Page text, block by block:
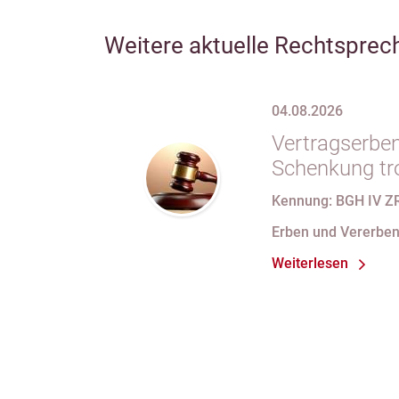
Weitere aktuelle
04.08.2026
Schenkung
Kennung: BGH IV
Erben und Vererben
Weiterlesen